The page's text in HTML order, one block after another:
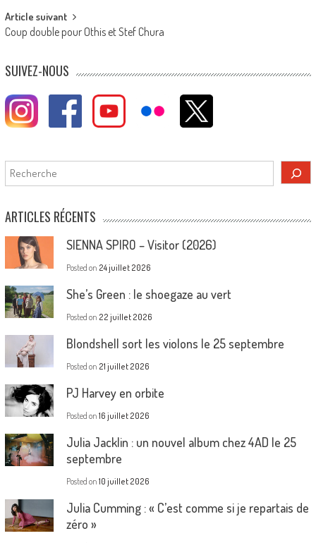
Article suivant
Coup double pour Othis et Stef Chura
SUIVEZ-NOUS
Rechercher
ARTICLES RÉCENTS
SIENNA SPIRO – Visitor (2026)
Posted on 24 juillet 2026
She’s Green : le shoegaze au vert
Posted on 22 juillet 2026
Blondshell sort les violons le 25 septembre
Posted on 21 juillet 2026
PJ Harvey en orbite
Posted on 16 juillet 2026
Julia Jacklin : un nouvel album chez 4AD le 25
septembre
Posted on 10 juillet 2026
Julia Cumming : « C’est comme si je repartais de
zéro »